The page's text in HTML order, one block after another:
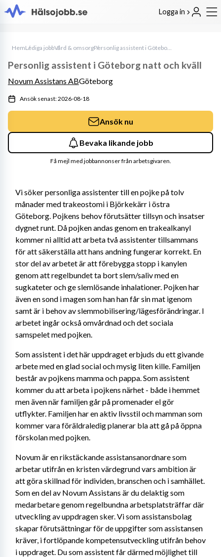
Logga in
HemLediga jobbVård & omsorg Personlig assistent i Göteborg natt och kväll
Vi söker personliga assistenter till en pojke på tolv
månader med trakeostomi i Björkekärr i östra
Göteborg. Pojkens behov förutsätter tillsyn och insatser
dygnet runt. Då pojken andas genom en trakealkanyl
kommer ni alltid att arbeta två assistenter tillsammans
för att säkerställa att hans andning fungerar korrekt. En
stor del av arbetet är att förebygga stopp i kanylen
genom att regelbundet ta bort slem/saliv med en
sugkateter och ge slemlösande inhalationer. Pojken har
även en sond i magen som han han får sin mat igenom
samt är i behov av slemmobilisering/lägesförändringar. I
arbetet ingår också omvårdnad och det sociala
samspelet med pojken.
Som assistent i det här uppdraget erbjuds du ett givande
arbete med en glad social och mysig liten kille. Familjen
består av pojkens mamma och pappa. Som assistent
kommer du att arbeta i pojkens närhet - både i hemmet
men även när familjen går på promenader el gör
utflykter. Familjen har en aktiv livsstil och mamman som
kommer vara föräldraledig planerar bla att gå på öppna
förskolan med pojken.
Novum är en rikstäckande assistansanordnare som
arbetar utifrån en kristen värdegrund vars ambition är
att göra skillnad för individen, branschen och i samhället.
Som en del av Novum Assistans är du delaktig som
medarbetare genom regelbundna arbetsplatsträffar där
utveckling av uppdragen sker. Vi som assistansbolag
skapar förutsättningar för de uppgifter som assistansen
kräver, i fortlöpande kompetensutveckling utifrån behov
i uppdraget. Du som assistent får därmed möjlighet till
Personlig assistent i Göteborg natt och kväll
Novum Assistans ABGöteborg
Ansök senast: 2026-08-18
Ansök nu
Bevaka likande jobb
Få mejl med jobbannonser från arbetsgivaren.